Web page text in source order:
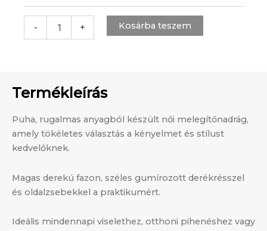
- + Kosárba teszem
Termékleírás
Puha, rugalmas anyagból készült női melegítőnadrág,
amely tökéletes választás a kényelmet és stílust
kedvelőknek.
Magas derekú fazon, széles gumírozott derékrésszel
és oldalzsebekkel a praktikumért.
Ideális mindennapi viselethez, otthoni pihenéshez vagy